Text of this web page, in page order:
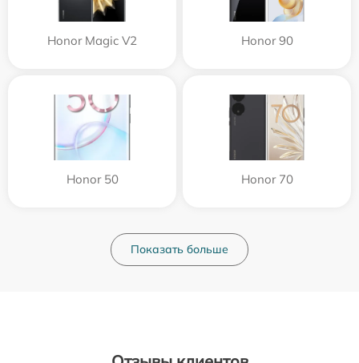
Honor Magic V2 Honor 90
Honor 50 Honor 70
Показать больше